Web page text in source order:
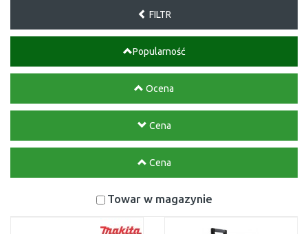
FILTR
Popularność
Ocena
Cena
Cena
Towar w magazynie